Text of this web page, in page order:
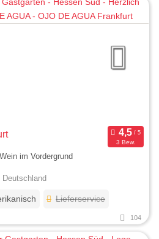
3 Bew.
im Vordergrund
Lieferservice
104